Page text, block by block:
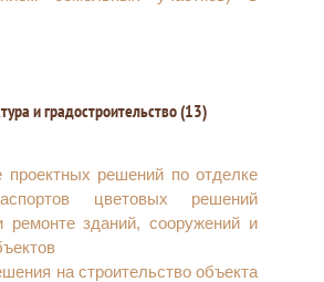
торгов
и принадлежности платежей
плате или возврат излишне
имущество
права аренды земельного
договора аренды,
пользования земельным
и градостроительство (13)
проектных решений по отделке
цветовых решений
ремонте зданий, сооружений и
на строительство объекта